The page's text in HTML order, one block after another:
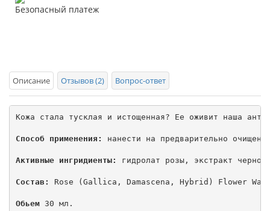
Безопасный платеж
Описание Отзывов (2) Вопрос-ответ
Кожа стала тусклая и истощенная? Ее оживит наша
Способ применения: нанести на предварительно
Активные ингридиенты: гидролат розы, экстракт
Состав: Rose (Gallica, Damascena, Hybrid) Flower
Обьем 30 мл.